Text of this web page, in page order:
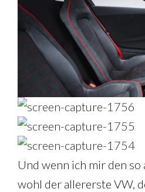
Und wenn ich mir den so
wohl der allererste VW,